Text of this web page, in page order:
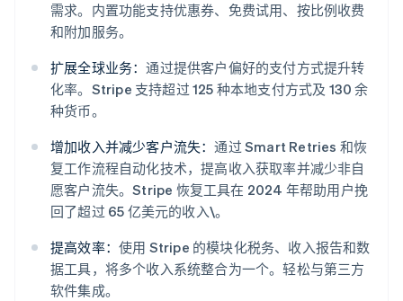
需求。内置功能支持优惠券、免费试用、按比例收费
和附加服务。
扩展全球业务：通过提供客户偏好的支付方式提升转
化率。Stripe 支持超过 125 种本地支付方式及 130 余
种货币。
增加收入并减少客户流失：通过 Smart Retries 和恢
复工作流程自动化技术，提高收入获取率并减少非自
愿客户流失。Stripe 恢复工具在 2024 年帮助用户挽
回了超过 65 亿美元的收入\。
提高效率： 使用 Stripe 的模块化税务、收入报告和数
据工具，将多个收入系统整合为一个。轻松与第三方
软件集成。
English
爱尔兰
English
爱沙尼亚
English
奥地利
Deutsch English
澳大利亚
English